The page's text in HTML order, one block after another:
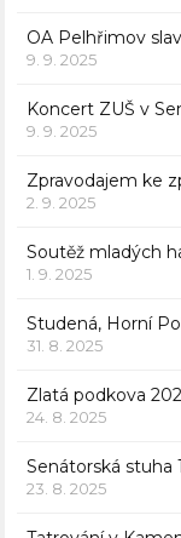
OA Pelhřimov
9. 9. 2025
Koncert ZUŠ v
9. 9. 2025
Zpravodajem ke
2. 9. 2025
Soutěž mladých
1. 9. 2025
Studená, Horní
31. 8. 2025
Zlatá podkova
24. 8. 2025
Senátorská stuha
23. 8. 2025